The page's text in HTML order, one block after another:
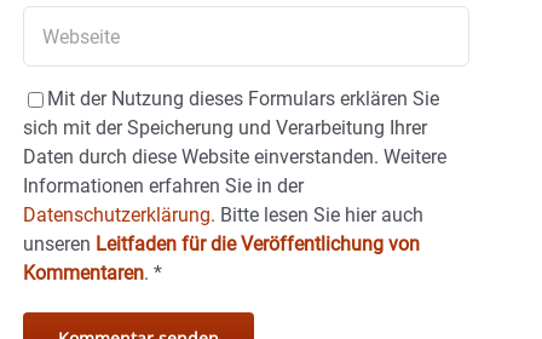
Mit der Nutzung dieses Formulars erklären Sie
sich mit der Speicherung und Verarbeitung Ihrer
Daten durch diese Website einverstanden. Weitere
Informationen erfahren Sie in der
Datenschutzerklärung. Bitte lesen Sie hier auch
unseren Leitfaden für die Veröffentlichung von
Kommentaren. *